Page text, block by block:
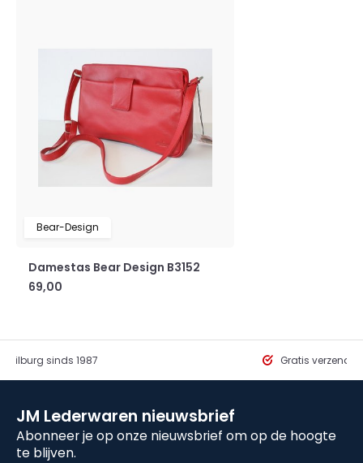
Bear-Design
Damestas Bear Design B3152
69,00
Tilburg sinds 1987 Gratis
JM Lederwaren nieuwsbrief
Abonneer je op onze nieuwsbrief om op de hoogte
te blijven.